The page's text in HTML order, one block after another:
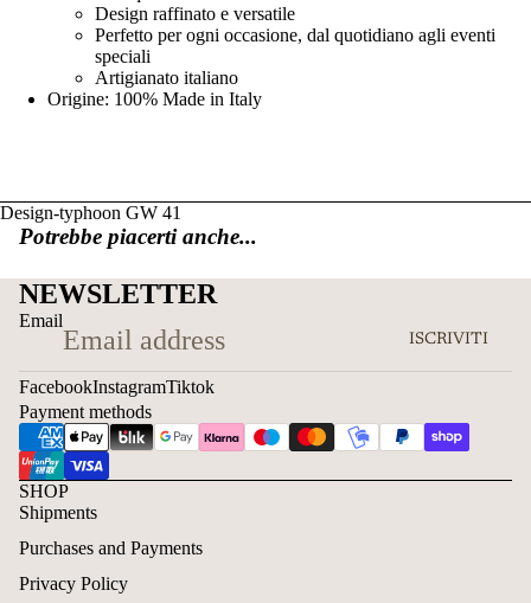
Design raffinato e versatile
Perfetto per ogni occasione, dal quotidiano agli eventi
speciali
Artigianato italiano
Origine: 100% Made in Italy
Design-typhoon GW 41
Potrebbe piacerti anche...
NEWSLETTER
Email
ISCRIVITI
FacebookInstagramTiktok
Payment methods
SHOP
Shipments
Purchases and Payments
Privacy Policy